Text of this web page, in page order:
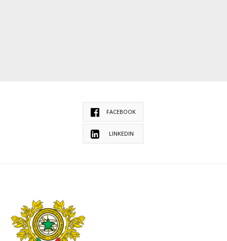
FACEBOOK
LINKEDIN